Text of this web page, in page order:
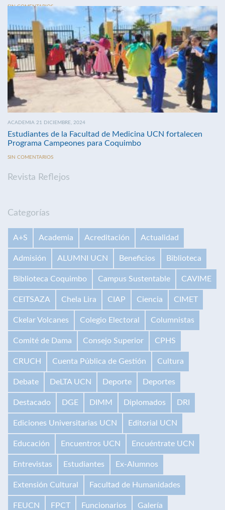
SIN COMENTARIOS
ACADEMIA 21 DICIEMBRE, 2024
Estudiantes de la Facultad de Medicina UCN fortalecen
Programa Campeones para Coquimbo
SIN COMENTARIOS
Revista Reflejos
Categorías
A+S Academia Acreditación Actualidad
Admisión ALUMNI UCN Beneficios Biblioteca
Biblioteca Coquimbo Campus Sustentable CAVIME
CEITSAZA Chela Lira CIAP Ciencia CIMET
Ckelar Volcanes Colegio Electoral Columnistas
Comité de Dama Consejo Superior CPHS
CRUCH Cuenta Pública de Gestión Cultura
Debate DeLTA UCN Deporte Deportes
Destacado DGE DIMM Diplomados DRI
Ediciones Universitarias UCN Editorial UCN
Educación Encuentros UCN Encuéntrate UCN
Entrevistas Estudiantes Ex-Alumnos
Extensión Cultural Facultad de Humanidades
FEUCN FPCT Funcionarios Galería